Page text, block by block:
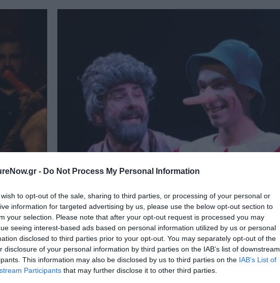
- Do Not Process My Personal Information
to opt-out of the sale, sharing to third parties, or processing of your personal or
information for targeted advertising by us, please use the below opt-out section to
your selection. Please note that after your opt-out request is processed you may
seeing interest-based ads based on personal information utilized by us or personal
disclosed to third parties prior to your opt-out. You may separately opt-out of the
disclosure of your personal information by third parties on the IAB’s list of downstream
This information may also be disclosed by us to third parties on the IAB’s List of
Participants that may further disclose it to other third parties.
ΑΠΟ: 14/09/2025 ΕΩΣ: 05/04/2026
Οι Περιπέτειες του Πινόκιο, από τον